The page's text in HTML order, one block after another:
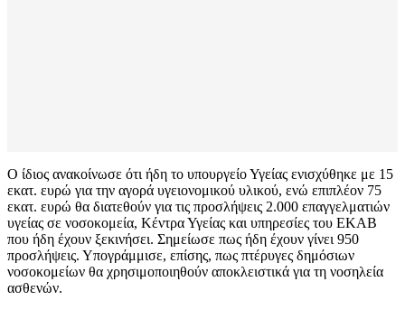
Ο ίδιος ανακοίνωσε ότι ήδη το υπουργείο Υγείας ενισχύθηκε με 15
εκατ. ευρώ για την αγορά υγειονομικού υλικού, ενώ επιπλέον 75
εκατ. ευρώ θα διατεθούν για τις προσλήψεις 2.000 επαγγελματιών
υγείας σε νοσοκομεία, Κέντρα Υγείας και υπηρεσίες του ΕΚΑΒ
που ήδη έχουν ξεκινήσει. Σημείωσε πως ήδη έχουν γίνει 950
προσλήψεις. Υπογράμμισε, επίσης, πως πτέρυγες δημόσιων
νοσοκομείων θα χρησιμοποιηθούν αποκλειστικά για τη νοσηλεία
ασθενών.